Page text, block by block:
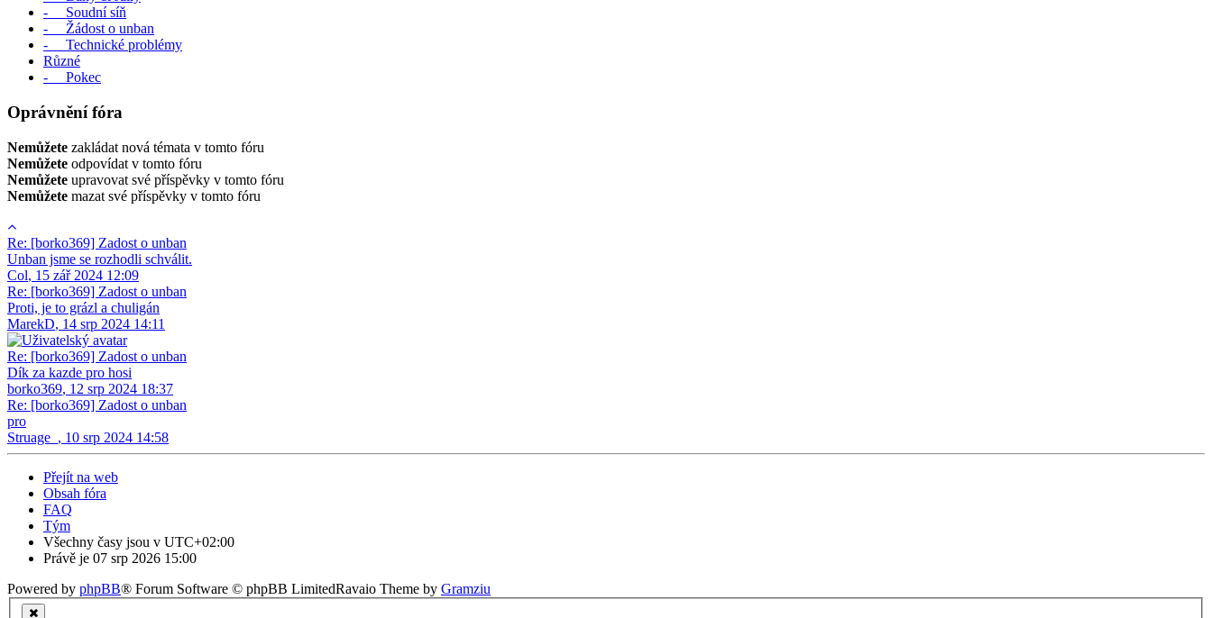
- Soudní síň
- Žádost o unban
- Technické problémy
Různé
- Pokec
Oprávnění fóra
Nemůžete zakládat nová témata v tomto fóru
Nemůžete odpovídat v tomto fóru
Nemůžete upravovat své příspěvky v tomto fóru
Nemůžete mazat své příspěvky v tomto fóru
Re: [borko369] Zadost o unban
Unban jsme se rozhodli schválit.
Col, 15 zář 2024 12:09
Re: [borko369] Zadost o unban
Proti, je to grázl a chuligán
MarekD, 14 srp 2024 14:11
Re: [borko369] Zadost o unban
Dík za kazde pro hosi
borko369, 12 srp 2024 18:37
Re: [borko369] Zadost o unban
pro
Struage_ , 10 srp 2024 14:58
Přejít na web
Obsah fóra
FAQ
Tým
Všechny časy jsou v UTC+02:00
Právě je 07 srp 2026 15:00
Powered by phpBB® Forum Software © phpBB LimitedRavaio Theme by Gramziu